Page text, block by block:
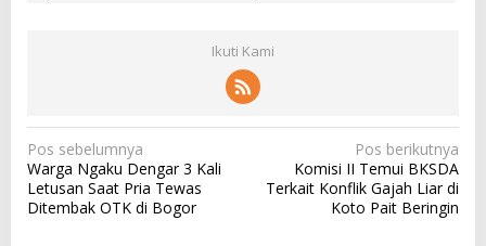
Ikuti Kami
N
a
v
Pos sebelumnya
Warga Ngaku Dengar 3 Kali
Letusan Saat Pria Tewas
Ditembak OTK di Bogor
Pos berikutnya
Komisi II Temui BKSDA
Terkait Konflik Gajah Liar di
Koto Pait Beringin